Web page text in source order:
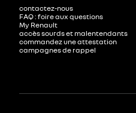
contactez-nous
FAQ : foire aux questions
My Renault
accès sourds et malentendants
commandez une attestation
campagnes de rappel